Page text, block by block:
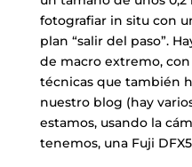
fotografiar in situ con
plan “salir del paso”.
de macro extremo, con
técnicas que también
nuestro blog (hay
estamos, usando la
tenemos, una Fuji